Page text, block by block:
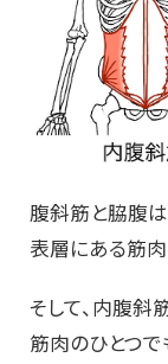
腹斜筋と脇腹
表層にある筋肉
そして、内腹斜
筋肉のひとつで